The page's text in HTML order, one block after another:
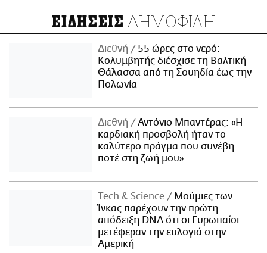
ΕΙΔΗΣΕΙΣ ΔΗΜΟΦΙΛΗ
Διεθνή
55 ώρες στο νερό:
Κολυμβητής διέσχισε τη Βαλτική
Θάλασσα από τη Σουηδία έως την
Πολωνία
Διεθνή
Αντόνιο Μπαντέρας: «Η
καρδιακή προσβολή ήταν το
καλύτερο πράγμα που συνέβη
ποτέ στη ζωή μου»
Τech & Science
Μούμιες των
Ίνκας παρέχουν την πρώτη
απόδειξη DNA ότι οι Ευρωπαίοι
μετέφεραν την ευλογιά στην
Αμερική